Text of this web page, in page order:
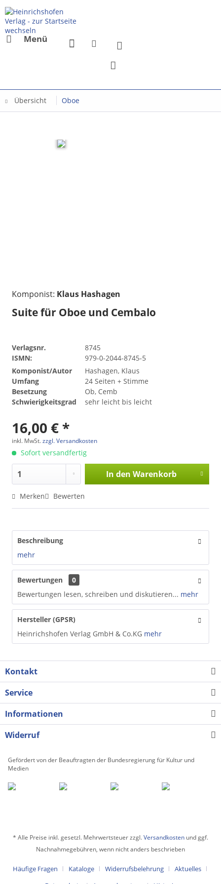
Menü
Übersicht Oboe
Komponist: Klaus Hashagen
Suite für Oboe und Cembalo
Verlagsnr.
8745
ISMN:
979-0-2044-8745-5
Komponist/Autor
Hashagen, Klaus
Umfang
24 Seiten + Stimme
Besetzung
Ob, Cemb
Schwierigkeitsgrad
sehr leicht bis leicht
16,00 € *
inkl. MwSt.zzgl. Versandkosten
Sofort versandfertig
In den Warenkorb
Merken Bewerten
Beschreibung
mehr
Bewertungen
0
Bewertungen lesen, schreiben und diskutieren... mehr
Hersteller (GPSR)
Heinrichshofen Verlag GmbH & Co.KG mehr
Kontakt
Service
Informationen
Widerruf
Gefördert von der Beauftragten der Bundesregierung für Kultur und
Medien
* Alle Preise inkl. gesetzl. Mehrwertsteuer zzgl.Versandkosten und ggf.
Nachnahmegebühren, wenn nicht anders beschrieben
Häufige Fragen Kataloge Widerrufsbelehrung
Aktuelles